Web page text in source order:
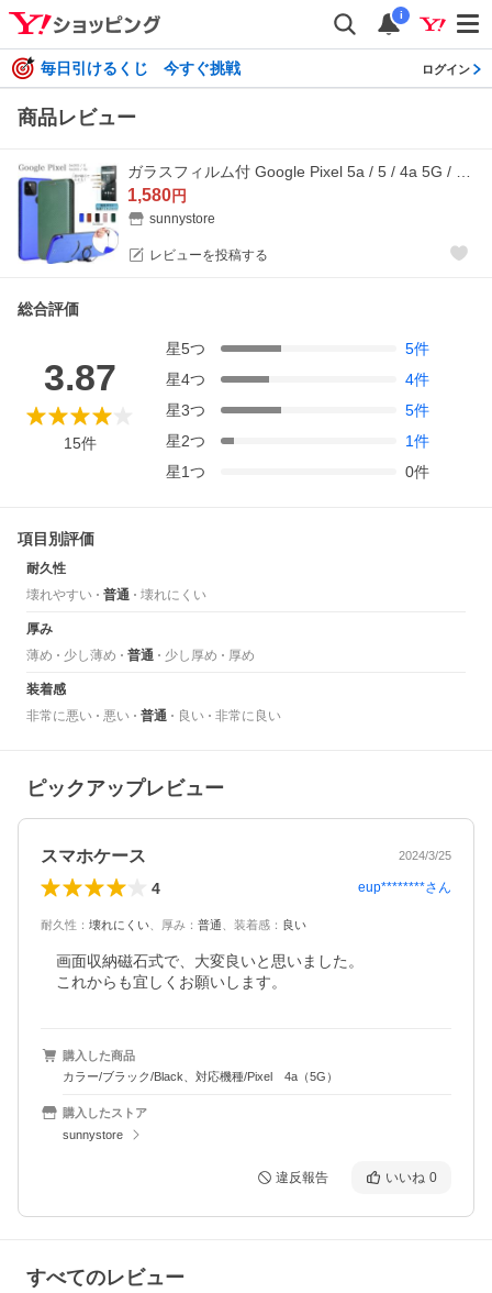
i
毎日引けるくじ 今すぐ挑戦 ログイン
商品レビュー
1,580円
sunnystore
レビューを投稿する
総合評価
3.87
15件
星5つ 5件
星4つ 4件
星3つ 5件
星2つ 1件
星1つ 0件
項目別評価
耐久性
壊れやすい
普通 壊れにくい
厚み
薄め
少し薄め 普通 少し厚め 厚め
装着感
非常に悪い
悪い 普通 良い 非常に良い
ピックアップレビュー
スマホケース 2024/3/25
4 eup********さん
耐久性 ： 壊れにくい 厚み ： 普通 装着感 ： 良い
画面収納磁石式で、大変良いと思いました。
これからも宜しくお願いします。
購入した商品
カラー/ブラック/Black、対応機種/Pixel 4a（5G）
購入したストア
sunnystore
違反報告 いいね 0
すべてのレビュー